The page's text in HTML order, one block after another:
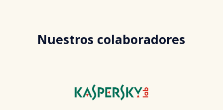
Nuestros colaboradores